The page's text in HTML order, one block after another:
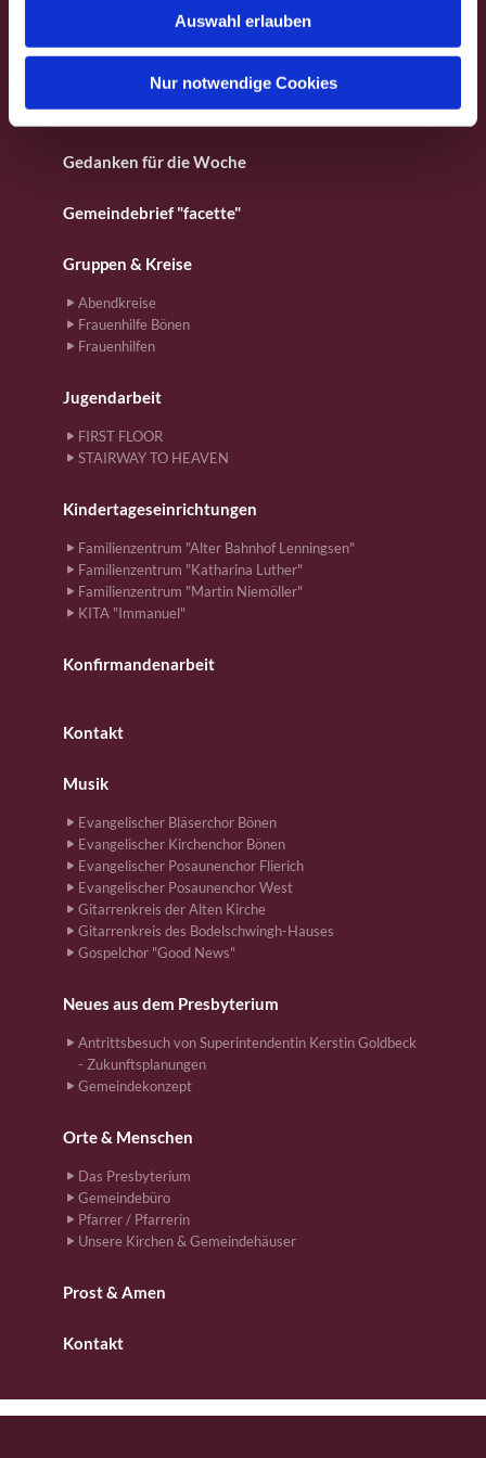
Auswahl erlauben
Nur notwendige Cookies
Für Kinder
Gebete
Gedanken für die Woche
Gemeindebrief "facette"
Gruppen & Kreise
Abendkreise
Frauenhilfe Bönen
Frauenhilfen
Jugendarbeit
FIRST FLOOR
STAIRWAY TO HEAVEN
Kindertageseinrichtungen
Familienzentrum "Alter Bahnhof Lenningsen"
Familienzentrum "Katharina Luther"
Familienzentrum "Martin Niemöller"
KITA "Immanuel"
Konfirmandenarbeit
Kontakt
Musik
Evangelischer Bläserchor Bönen
Evangelischer Kirchenchor Bönen
Evangelischer Posaunenchor Flierich
Evangelischer Posaunenchor West
Gitarrenkreis der Alten Kirche
Gitarrenkreis des Bodelschwingh-Hauses
Gospelchor "Good News"
Neues aus dem Presbyterium
Antrittsbesuch von Superintendentin Kerstin Goldbeck
- Zukunftsplanungen
Gemeindekonzept
Orte & Menschen
Das Presbyterium
Gemeindebüro
Pfarrer / Pfarrerin
Unsere Kirchen & Gemeindehäuser
Prost & Amen
Kontakt